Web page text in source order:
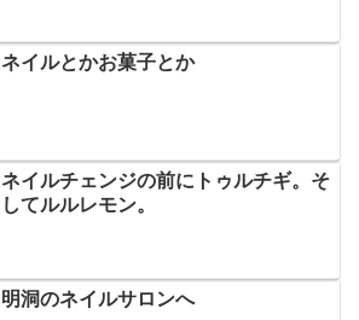
ネイルとかお菓子とか
ネイルチェンジの前にトゥルチギ。そ
してルルレモン。
明洞のネイルサロンへ